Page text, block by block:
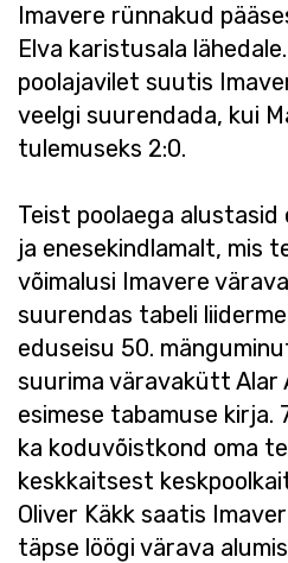
Imavere rünnakud
Elva karistusala
poolajavilet suutis
veelgi suurendada, kui
tulemuseks 2:0.
Teist poolaega
ja enesekindlamalt, mis
võimalusi Imavere
suurendas tabeli
eduseisu 50.
suurima väravakütt Alar
esimese tabamuse kirja.
ka koduvõistkond oma
keskkaitsest
Oliver Käkk saatis
täpse löögi värava